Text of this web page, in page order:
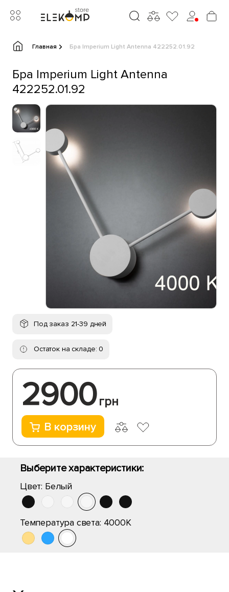
Главная Бра Imperium Light Antenna 422252.01.92
Бра Imperium Light Antenna
422252.01.92
Под заказ 21-39 дней
Остаток на складе: 0
2900грн
В корзину
Выберите характеристики:
Цвет: Белый
Температура света: 4000K